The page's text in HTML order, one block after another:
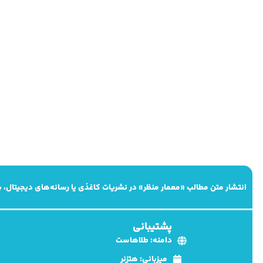
انتشار متن مطالب «معمار منظر» در نشریات کاغذی یا رسانه‌های
پشتیبانی
دامنه: طلاهاست
میزبانی: هتزنر